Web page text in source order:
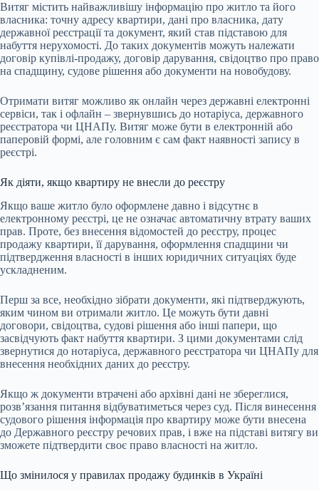
Витяг містить найважливішу інформацію про житло та його
власника: точну адресу квартири, дані про власника, дату
державної реєстрації та документ, який став підставою для
набуття нерухомості. До таких документів можуть належати
договір купівлі-продажу, договір дарування, свідоцтво про право
на спадщину, судове рішення або документи на новобудову.
Отримати витяг можливо як онлайн через державні електронні
сервіси, так і офлайн – звернувшись до нотаріуса, державного
реєстратора чи ЦНАПу. Витяг може бути в електронній або
паперовій формі, але головним є сам факт наявності запису в
реєстрі.
Як діяти, якщо квартиру не внесли до реєстру
Якщо ваше житло було оформлене давно і відсутнє в
електронному реєстрі, це не означає автоматичну втрату ваших
прав. Проте, без внесення відомостей до реєстру, процес
продажу квартири, її дарування, оформлення спадщини чи
підтвердження власності в інших юридичних ситуаціях буде
ускладненим.
Перш за все, необхідно зібрати документи, які підтверджують,
яким чином ви отримали житло. Це можуть бути давні
договори, свідоцтва, судові рішення або інші папери, що
засвідчують факт набуття квартири. З цими документами слід
звернутися до нотаріуса, державного реєстратора чи ЦНАПу для
внесення необхідних даних до реєстру.
Якщо ж документи втрачені або архівні дані не збереглися,
розв’язання питання відбуватиметься через суд. Після винесення
судового рішення інформація про квартиру може бути внесена
до Державного реєстру речових прав, і вже на підставі витягу ви
зможете підтвердити своє право власності на житло.
Що змінилося у правилах продажу будинків в Україні